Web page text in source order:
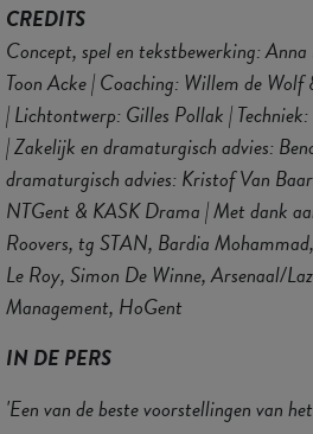
CREDITS
Concept, spel en tekstbewerking:
Toon Acke | Coaching: Willem de
| Lichtontwerp: Gilles Pollak |
| Zakelijk en dramaturgisch advies:
dramaturgisch advies: Kristof Van
NTGent & KASK Drama | Met dank
Roovers, tg STAN, Bardia
Le Roy, Simon De Winne, Arsenaal/
Management, HoGent
IN DE PERS
'Een van de beste voorstellingen van